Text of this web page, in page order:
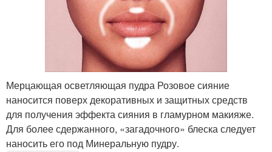
Мерцающая осветляющая пудра Розовое сияние
наносится поверх декоративных и защитных средств
для получения эффекта сияния в гламурном макияже.
Для более сдержанного, «загадочного» блеска следует
наносить его под Минеральную пудру.